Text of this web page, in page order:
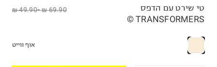
69.90 ₪
-
49.90 ₪
טי שירט עם הדפס
TRANSFORMERS ©
אוף ווייט